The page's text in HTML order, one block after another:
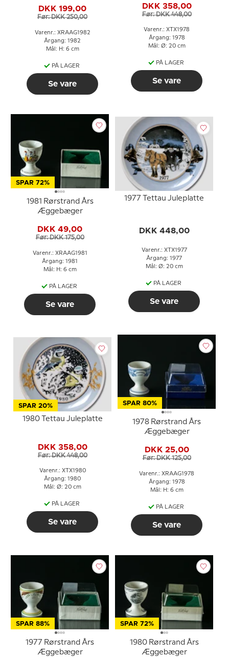
DKK 199,00
Før: DKK 250,00
Varenr.: XRAAG1982
Årgang: 1982
Mål: H: 6 cm
PÅ LAGER
Se vare
DKK 358,00
Før: DKK 448,00
Varenr.: XTX1978
Årgang: 1978
Mål: Ø: 20 cm
PÅ LAGER
Se vare
SPAR 72%
1981 Rørstrand Års
Æggebæger
DKK 49,00
Før: DKK 175,00
Varenr.: XRAAG1981
Årgang: 1981
Mål: H: 6 cm
PÅ LAGER
Se vare
1977 Tettau Juleplatte
DKK 448,00
Varenr.: XTX1977
Årgang: 1977
Mål: Ø: 20 cm
PÅ LAGER
Se vare
SPAR 20%
1980 Tettau Juleplatte
DKK 358,00
Før: DKK 448,00
Varenr.: XTX1980
Årgang: 1980
Mål: Ø: 20 cm
PÅ LAGER
Se vare
SPAR 80%
1978 Rørstrand Års
Æggebæger
DKK 25,00
Før: DKK 125,00
Varenr.: XRAAG1978
Årgang: 1978
Mål: H: 6 cm
PÅ LAGER
Se vare
SPAR 88%
1977 Rørstrand Års
Æggebæger
SPAR 72%
1980 Rørstrand Års
Æggebæger